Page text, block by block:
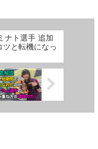
ナト選手 追加
と転機になっ